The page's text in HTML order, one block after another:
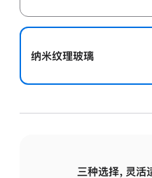
纳米纹理玻璃
三种选择，灵活